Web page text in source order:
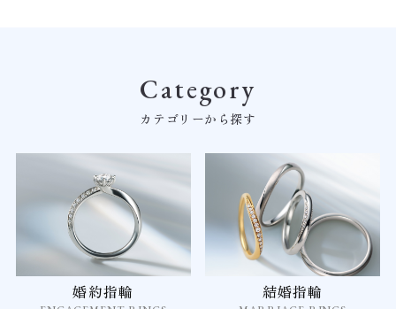
Category
カテゴリーから探す
婚約指輪 結婚指輪